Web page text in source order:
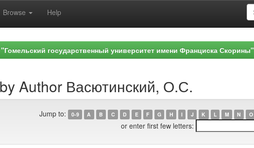
Browse Help
государственный университет имени Франциска Скорины"
Author Васютинский, О.С.
Jump to: 0-9 A B C D E F G H I J K L M N O
or enter first few letters: